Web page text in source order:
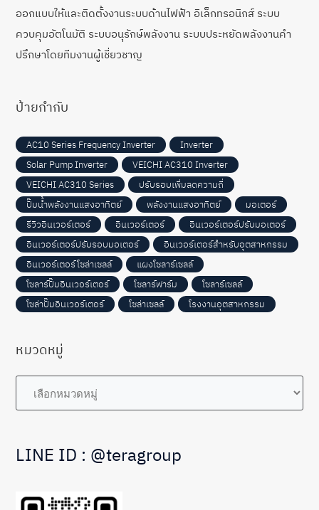
ออกแบบให้และติดตั้งงานระบบด้านไฟฟ้า อิเล็กทรอนิกส์ ระบบ
ควบคุมอัตโนมัติ ระบบอนุรักษ์พลังงาน ระบบประหยัดพลังงานคำ
ปรึกษาโดยทีมงานผู้เชี่ยวชาญ
ป้ายกำกับ
AC10 Series Frequency Inverter
Inverter
Solar Pump Inverter
VEICHI AC310 Inverter
VEICHI AC310 Series
ปรับรอบเพิ่มลดความถี่
ปั๊มน้ำพลังงานแสงอาทิตย์
พลังงานแสงอาทิตย์
มอเตอร์
รีวิวอินเวอร์เตอร์
อินเวอร์เตอร์
อินเวอร์เตอร์ปรับมอเตอร์
อินเวอร์เตอร์ปรับรอบมอเตอร์
อินเวอร์เตอร์สำหรับอุตสาหกรรม
อินเวอร์เตอร์โซล่าเซลล์
แผงโซลาร์เซลล์
โซลาร์ปั๊มอินเวอร์เตอร์
โซลาร์ฟาร์ม
โซลาร์เซลล์
โซล่าปั๊มอินเวอร์เตอร์
โซล่าเซลล์ โรงงานอุตสาหกรรม
หมวดหมู่
หมวด
LINE ID : @teragroup